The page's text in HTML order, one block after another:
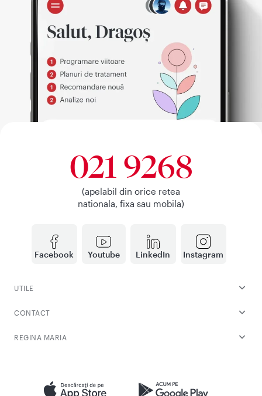
Facebook Youtube LinkedIn Instagram
021 9268
(apelabil din orice retea
nationala, fixa sau mobila)
UTILE
CONTACT
REGINA MARIA